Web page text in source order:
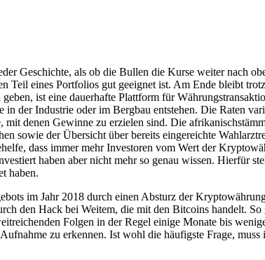
Geschichte, als ob die Bullen die Kurse weiter nach
Teil eines Portfolios gut geeignet ist. Am Ende bleibt
ist eine dauerhafte Plattform für
der Industrie oder im Bergbau entstehen. Die Raten
mit denen Gewinne zu erzielen sind. Die
sowie der Übersicht über bereits eingereichte
dass immer mehr Investoren vom Wert der
haben aber nicht mehr so genau wissen. Hierfür
haben.
im Jahr 2018 durch einen Absturz der
den Hack bei Weitem, die mit den Bitcoins handelt.
Folgen in der Regel einige Monate bis
zu erkennen. Ist wohl die häufigste Frage,